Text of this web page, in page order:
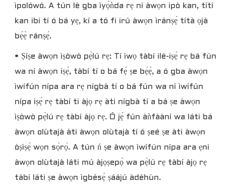
ìpolówó. A tún lè gba ìyọ̀ǹda rẹ ní àwọn ipò kan, títí
kan ibi tí ó bá yẹ, kí a tó fi irú àwọn ìránṣẹ́ títà ọjà
bẹ́ẹ̀ ránṣẹ́.
• Ṣíṣe àwọn ìṣòwò pẹ̀lú rẹ: Tí ìwọ tàbí ilé-iṣẹ́ rẹ bá fún
wa ní àwọn iṣẹ́, tàbí tí o bá fẹ́ ṣe bẹ́ẹ̀, a ó gba àwọn
ìwífún nípa ara rẹ nígbà tí o bá fún wa ní ìwífún
nípa iṣẹ́ rẹ tàbí ti àjọ rẹ àti nígbà tí a bá ṣe àwọn
ìṣòwò pẹ̀lú rẹ tàbí àjọ rẹ. Ó jẹ́ fún àǹfààní wa láti bá
àwọn olùtajà àti àwọn olùtajà tí ó ṣeé ṣe àti àwọn
òṣìṣẹ́ wọn sọ̀rọ̀. A tún ń ṣe àwọn ìwífún nípa ara ẹni
àwọn olùtajà láti mú àjọṣepọ̀ wa pẹ̀lú rẹ tàbí àjọ rẹ
tàbí láti ṣe àwọn ìgbésẹ̀ ṣáájú àdéhùn.